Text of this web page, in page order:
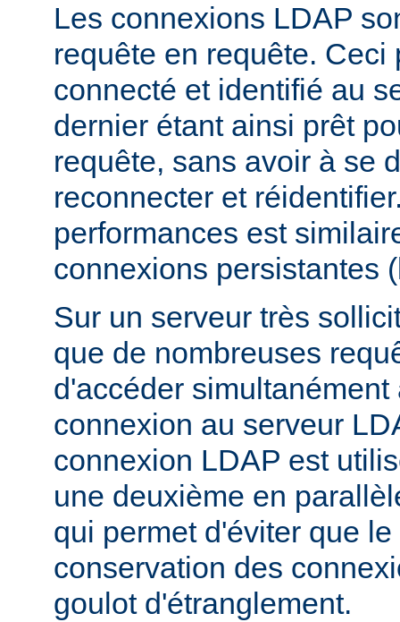
Les connexions LDAP
requête en requête. Ceci
connecté et identifié au
dernier étant ainsi prêt
requête, sans avoir à se
reconnecter et
performances est
connexions persistantes
Sur un serveur très
que de nombreuses
d'accéder simultanément
connexion au serveur
connexion LDAP est
une deuxième en
qui permet d'éviter que
conservation des
goulot d'étranglement.